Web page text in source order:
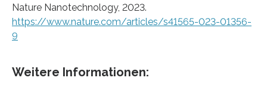
Nature Nanotechnology, 2023.
https://www.nature.com/articles/s41565-023-01356-
9
Weitere Informationen: